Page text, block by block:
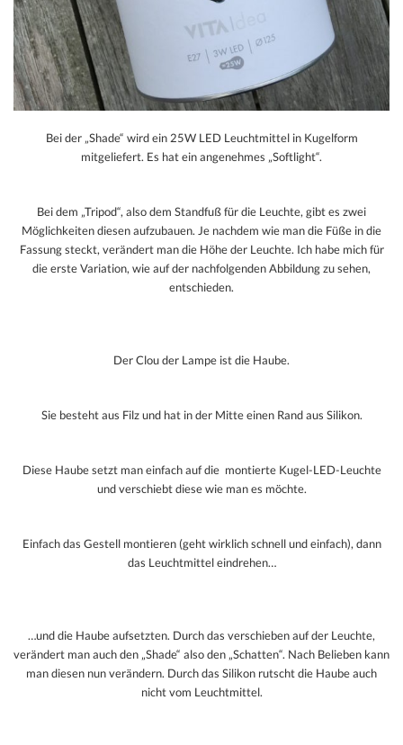
Bei der „Shade“ wird ein 25W LED Leuchtmittel in Kugelform
mitgeliefert. Es hat ein angenehmes „Softlight“.
Bei dem „Tripod“, also dem Standfuß für die Leuchte, gibt es zwei
Möglichkeiten diesen aufzubauen. Je nachdem wie man die Füße in die
Fassung steckt, verändert man die Höhe der Leuchte. Ich habe mich für
die erste Variation, wie auf der nachfolgenden Abbildung zu sehen,
entschieden.
Der Clou der Lampe ist die Haube.
Sie besteht aus Filz und hat in der Mitte einen Rand aus Silikon.
Diese Haube setzt man einfach auf die montierte Kugel-LED-Leuchte
und verschiebt diese wie man es möchte.
Einfach das Gestell montieren (geht wirklich schnell und einfach), dann
das Leuchtmittel eindrehen…
…und die Haube aufsetzten. Durch das verschieben auf der Leuchte,
verändert man auch den „Shade“ also den „Schatten“. Nach Belieben kann
man diesen nun verändern. Durch das Silikon rutscht die Haube auch
nicht vom Leuchtmittel.